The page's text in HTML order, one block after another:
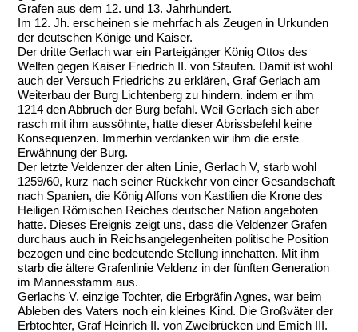
Grafen aus dem 12. und 13. Jahrhundert.
Im 12. Jh. erscheinen sie mehrfach als Zeugen in Urkunden
der deutschen Könige und Kaiser.
Der dritte Gerlach war ein Parteigänger König Ottos des
Welfen gegen Kaiser Friedrich II. von Staufen. Damit ist wohl
auch der Versuch Friedrichs zu erklären, Graf Gerlach am
Weiterbau der Burg Lichtenberg zu hindern. indem er ihm
1214 den Abbruch der Burg befahl. Weil Gerlach sich aber
rasch mit ihm aussöhnte, hatte dieser Abrissbefehl keine
Konsequenzen. Immerhin verdanken wir ihm die erste
Erwähnung der Burg.
Der letzte Veldenzer der alten Linie, Gerlach V, starb wohl
1259/60, kurz nach seiner Rückkehr von einer Gesandschaft
nach Spanien, die König Alfons von Kastilien die Krone des
Heiligen Römischen Reiches deutscher Nation angeboten
hatte. Dieses Ereignis zeigt uns, dass die Veldenzer Grafen
durchaus auch in Reichsangelegenheiten politische Position
bezogen und eine bedeutende Stellung innehatten. Mit ihm
starb die ältere Grafenlinie Veldenz in der fünften Generation
im Mannesstamm aus.
Gerlachs V. einzige Tochter, die Erbgräfin Agnes, war beim
Ableben des Vaters noch ein kleines Kind. Die Großväter der
Erbtochter, Graf Heinrich II. von Zweibrücken und Emich III.